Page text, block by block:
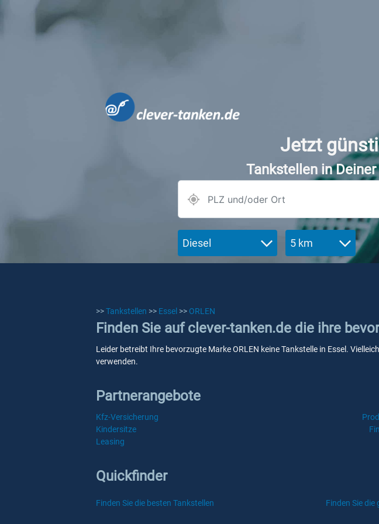
Jetzt
Tankstellen in
Diesel 5 km
>>Tankstellen >> Essel >> ORLEN
Finden Sie auf clever-tanken.de die ihre
Leider betreibt Ihre bevorzugte Marke ORLEN keine Tankstelle in Essel.
verwenden.
Partnerangebote
Kfz-Versicherung
Kindersitze
Leasing
Quickfinder
Finden Sie die besten Tankstellen Finden Sie